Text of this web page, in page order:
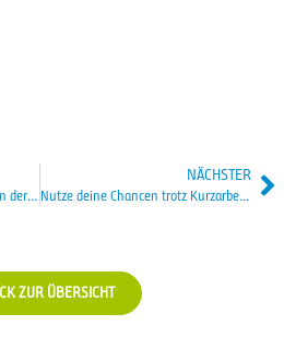
Weiterbildung 2.0: Neue Wege in der beruflichen Neuorientierung – Ein Blick auf IT-Trainings für einen Neustart
NÄCHSTER
Nutze deine Chancen trotz Kurzarbeit: Weiterbildung als Schlüssel zur Zukunftssicherheit
ZUR ÜBERSICHT